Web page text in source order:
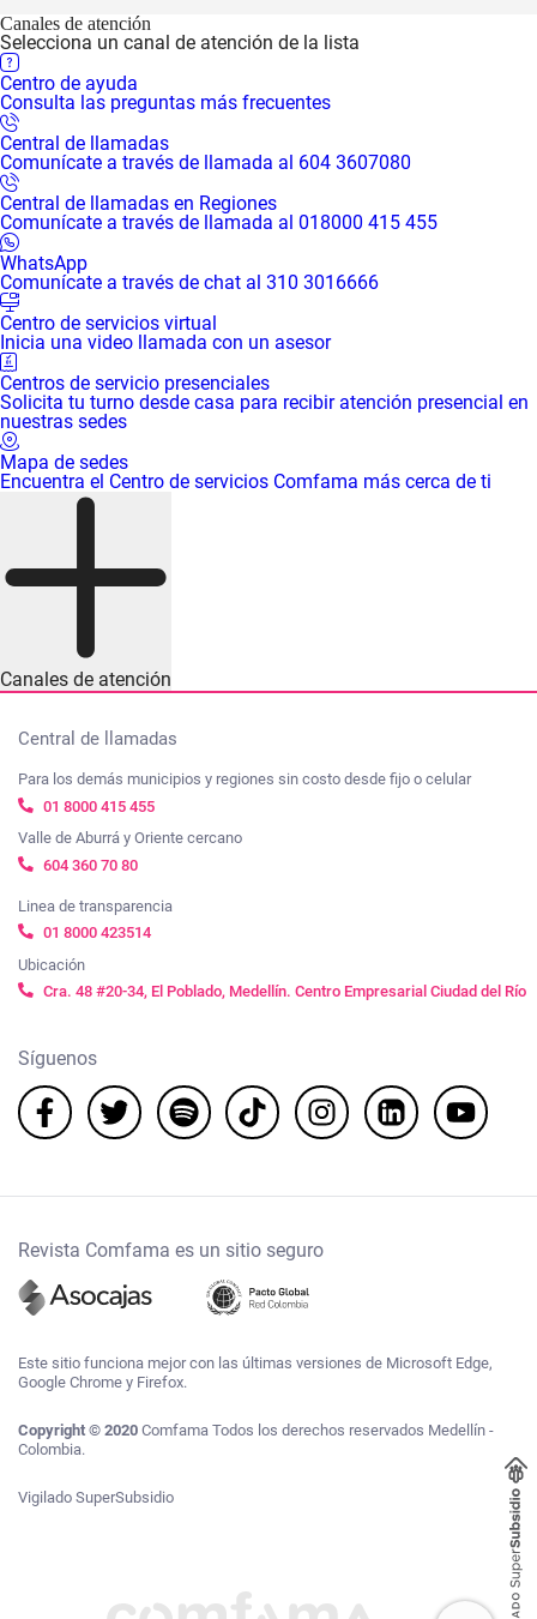
Canales de atención
Selecciona un canal de atención de la lista
Centro de ayuda
Consulta las preguntas más frecuentes
Central de llamadas
Comunícate a través de llamada al 604 3607080
Central de llamadas en Regiones
Comunícate a través de llamada al 018000 415 455
WhatsApp
Comunícate a través de chat al 310 3016666
Centro de servicios virtual
Inicia una video llamada con un asesor
Centros de servicio presenciales
Solicita tu turno desde casa para recibir atención presencial en
nuestras sedes
Mapa de sedes
Encuentra el Centro de servicios Comfama más cerca de ti
Canales de atención
Central de llamadas
Para los demás municipios y regiones sin costo desde fijo o celular
01 8000 415 455
Valle de Aburrá y Oriente cercano
604 360 70 80
Linea de transparencia
01 8000 423514
Ubicación
Cra. 48 #20-34, El Poblado, Medellín. Centro Empresarial Ciudad del Río
Síguenos
Revista Comfama es un sitio seguro
Este sitio funciona mejor con las últimas versiones de Microsoft Edge,
Google Chrome y Firefox.
Copyright © 2020 Comfama Todos los derechos reservados Medellín -
Colombia.
Vigilado SuperSubsidio